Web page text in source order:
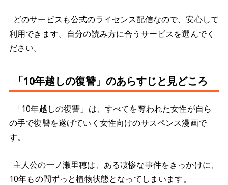
どのサービスも公式のライセンス配信なので、安心して
利用できます。自分の読み方に合うサービスを選んでく
ださい。
「10年越しの復讐」のあらすじと見どころ
「10年越しの復讐」は、すべてを奪われた女性が自ら
の手で復讐を遂げていく女性向けのサスペンス漫画で
す。
主人公の一ノ瀬里穂は、ある凄惨な事件をきっかけに、
10年もの間ずっと植物状態となってしまいます。